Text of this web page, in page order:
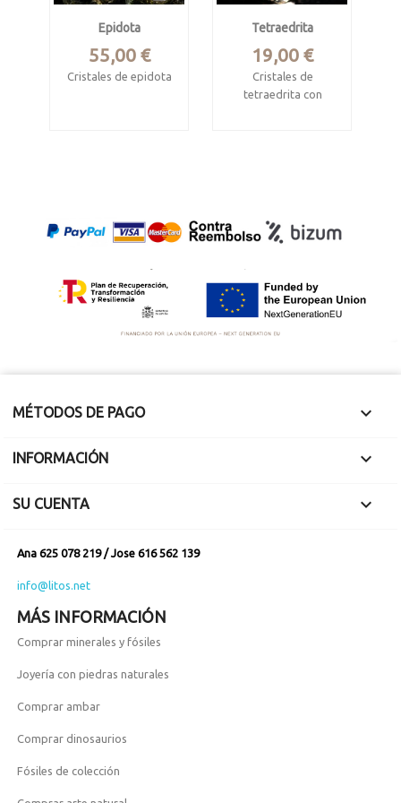
Epidota
Precio
55,00 €
Cristales de epidota
Tetraedrita
Precio
19,00 €
Cristales de
tetraedrita con
2cm.
MÉTODOS DE PAGO 
INFORMACIÓN 
SU CUENTA 
Ana 625 078 219 / Jose 616 562 139
info@litos.net
MÁS INFORMACIÓN
Comprar minerales y fósiles
Joyería con piedras naturales
Comprar ambar
Comprar dinosaurios
Fósiles de colección